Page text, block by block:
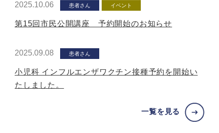
2025.10.06 患者さん イベント
第15回市民公開講座 予約開始のお知らせ
2025.09.08 患者さん
小児科 インフルエンザワクチン接種予約を開始い
たしました。
一覧を見る